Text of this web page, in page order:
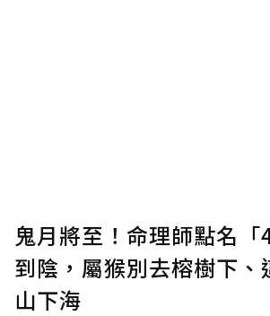
鬼月將至！命理師點名「
到陰，屬猴別去榕樹下、
山下海